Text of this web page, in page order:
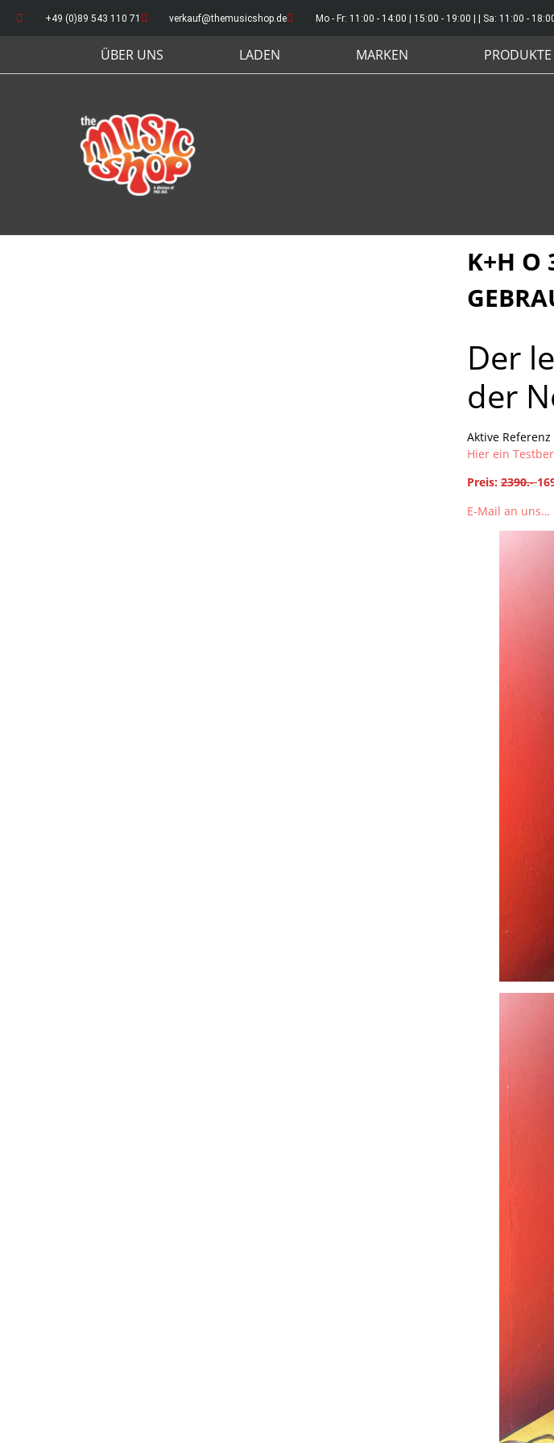
+49 (0)89 543 110 71 verkauf@themusicshop.de Mo - Fr: 11:00 - 14:00 | 15:00 - 19:00 | | Sa: 11:00 -
ÜBER UNS LADEN MARKEN PRODUKTE
K+H O
Der
der
Aktive
Hier ein
Preis: 2390.-
E-Mail an uns…